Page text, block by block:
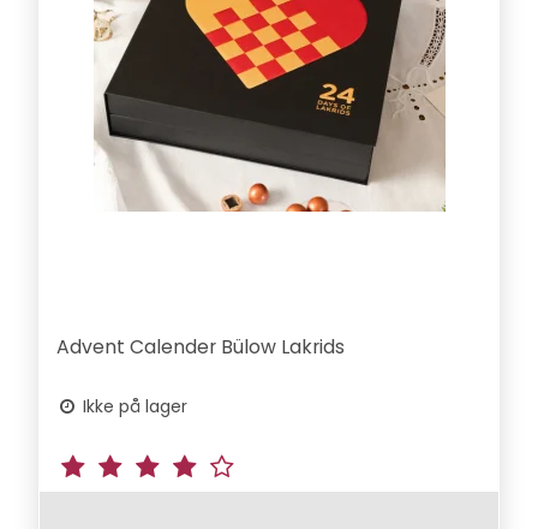
Advent Calender Bülow Lakrids
Ikke på lager